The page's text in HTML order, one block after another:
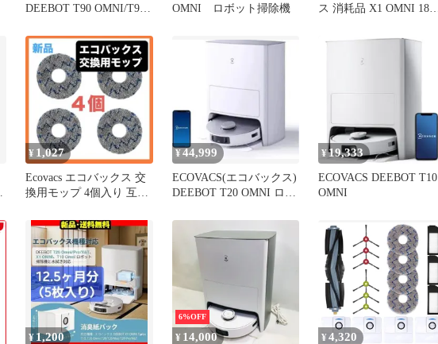
DEEBOT T90 OMNI/T90
OMNICYCLONE/T80
OMNI/T50 OMNI/T80S
OMNI/T50S OMNI/X8
PRO OMNI/DEEBOT
mini/DEEBOT
OMNI ロボット掃除機
ス 消耗品 X1 OMNI 18枚
OMNI/X1 PLUS/ T10/ 交
換用 交換アクセサリ
ECOVACS 18枚セット 社
¥ 1,027
Ecovacs エコバックス 交
換用モップ 4個入り 互換
¥44,999
ECOVACS(エコバックス)
DEEBOT T20 OMNI ロボ
¥19,333
ECOVACS DEEBOT T10
OMNI
¥ 1,200
6%OFF
¥ 14,000 ¥4,320